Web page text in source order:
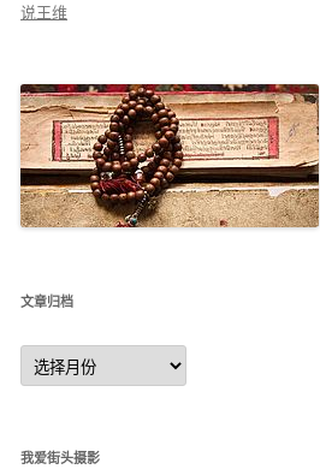
说王维
文章归档
文
章
归
我爱街头摄影